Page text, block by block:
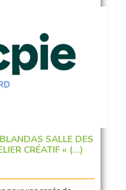
SALLE DES
CRÉATIF « (…)